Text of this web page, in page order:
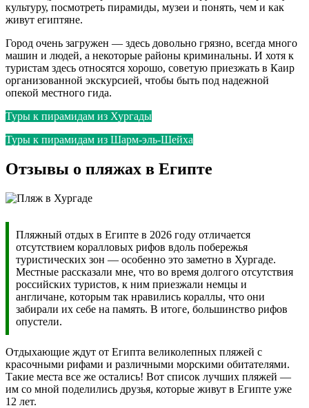
культуру, посмотреть пирамиды, музеи и понять, чем и как
живут египтяне.
Город очень загружен — здесь довольно грязно, всегда много
машин и людей, а некоторые районы криминальны. И хотя к
туристам здесь относятся хорошо, советую приезжать в Каир
организованной экскурсией, чтобы быть под надежной
опекой местного гида.
Туры к пирамидам из Хургады
Туры к пирамидам из Шарм-эль-Шейха
Отзывы о пляжах в Египте
Пляжный отдых в Египте в 2026 году отличается
отсутствием коралловых рифов вдоль побережья
туристических зон — особенно это заметно в Хургаде.
Местные рассказали мне, что во время долгого отсутствия
российских туристов, к ним приезжали немцы и
англичане, которым так нравились кораллы, что они
забирали их себе на память. В итоге, большинство рифов
опустели.
Отдыхающие ждут от Египта великолепных пляжей с
красочными рифами и различными морскими обитателями.
Такие места все же остались! Вот список лучших пляжей —
им со мной поделились друзья, которые живут в Египте уже
12 лет.